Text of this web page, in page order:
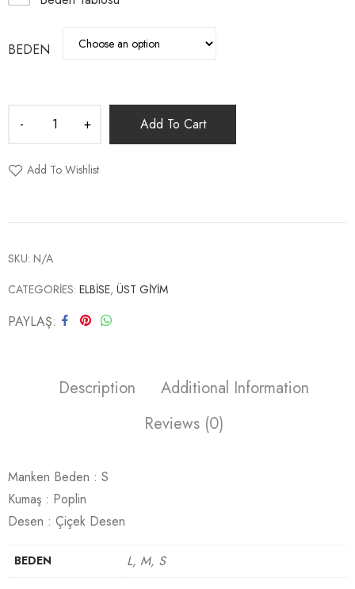
BEDEN
Add To Cart
Add To Wishlist
SKU: N/A
CATEGORIES: ELBİSE, ÜST GİYİM
PAYLAŞ
Description
Additional Information
Reviews (0)
Manken Beden : S
Kumaş : Poplin
Desen : Çiçek Desen
BEDEN L, M, S